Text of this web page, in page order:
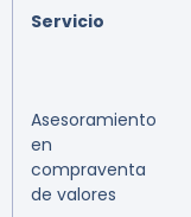
Servicio
Asesoramiento
en
compraventa
de valores